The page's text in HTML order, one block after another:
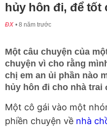
hủy hôn đi, để tốt
ĐX 8 năm trước
Một câu chuyện của
chuyện vì cho rằng
chị em an ủi phần nào
hủy hôn đi cho nhà
Một cô gái vào một
phiền chuyện về nhà